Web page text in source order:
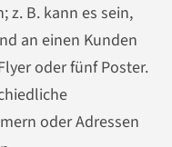
z. B. kann es sein,
an einen Kunden
oder fünf Poster.
oder Adressen